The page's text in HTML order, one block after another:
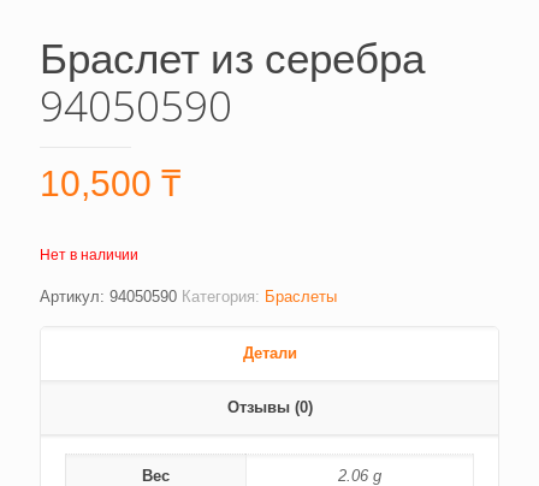
Браслет из серебра
94050590
10,500 ₸
Нет в наличии
Артикул: 94050590 Категория: Браслеты
Детали
Отзывы (0)
Вес 2.06 g